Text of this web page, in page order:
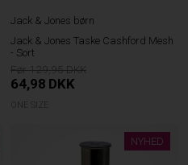
Jack & Jones børn
Jack & Jones Taske Cashford Mesh
- Sort
129,95
64,98 DKK
ONE SIZE
NYHED